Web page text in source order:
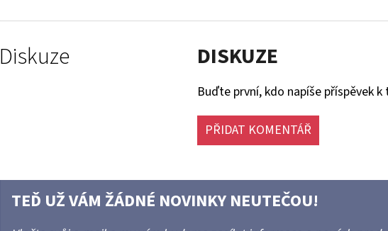
Diskuze DISKUZE
Buďte první, kdo napíše příspěvek
PŘIDAT KOMENTÁŘ
TEĎ UŽ VÁM ŽÁDNÉ NOVINKY NEUTEČOU!